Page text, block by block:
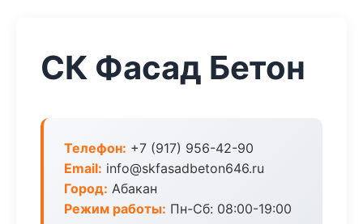
СК Фасад Бетон
Телефон: +7 (917) 956-42-90
Email: info@skfasadbeton646.ru
Город: Абакан
Режим работы: Пн-Сб: 08:00-19:00